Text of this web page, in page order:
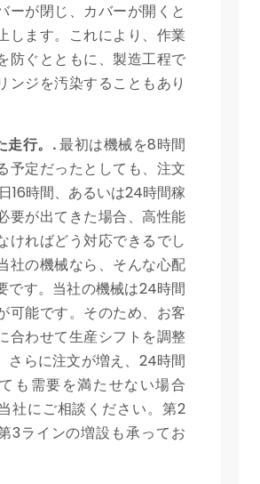
ーが閉じ、カバーが開くと
します。これにより、作業
防ぐとともに、製造工程で
ンジを汚染することもあり
走行。.最初は機械を8時間
予定だったとしても、注文
16時間、あるいは24時間稼
要が出てきた場合、高性能
ければどう対応できるでし
社の機械なら、そんな心配
です。当社の機械は24時間
可能です。そのため、お客
合わせて生産シフトを調整
さらに注文が増え、24時間
も需要を満たせない場合
社にご相談ください。第2
3ラインの増設も承ってお